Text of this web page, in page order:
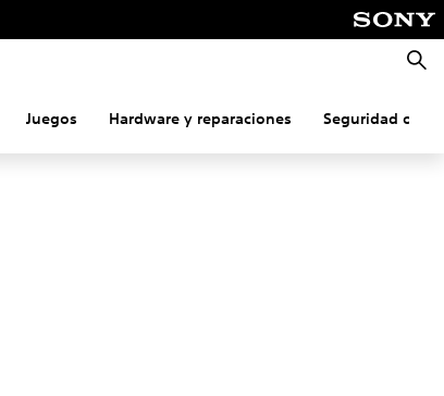
Juegos Hardware y reparaciones Seguridad